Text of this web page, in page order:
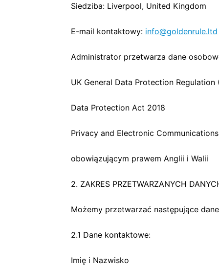
Siedziba: Liverpool, United Kingdom
E-mail kontaktowy: info@goldenrule.ltd
Administrator przetwarza dane
UK General Data Protection Regulation
Data Protection Act 2018
Privacy and Electronic
obowiązującym prawem Anglii i Walii
2. ZAKRES PRZETWARZANYCH
Możemy przetwarzać następujące
2.1 Dane kontaktowe:
Imię i Nazwisko